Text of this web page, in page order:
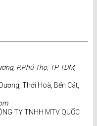
P.Phú Thọ, TP TDM,
Thới Hoà, Bến Cát,
TY TNHH MTV QUỐC